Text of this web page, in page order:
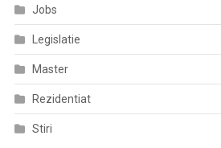
Jobs
Legislatie
Master
Rezidentiat
Stiri